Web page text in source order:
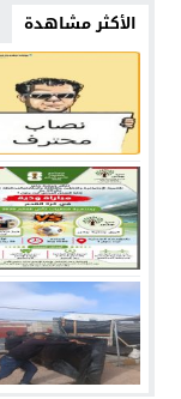
الأكثر مشاهدة